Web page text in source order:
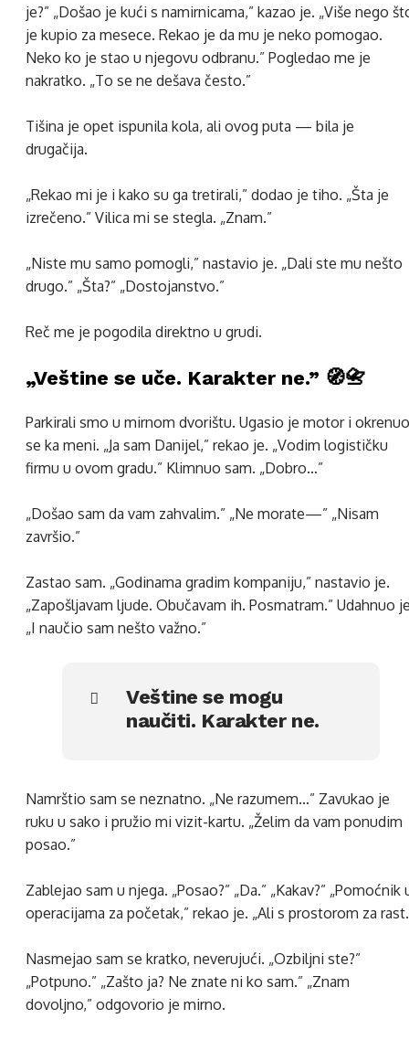
je?” „Došao je kući s namirnicama,” kazao je. „Više nego
je kupio za mesece. Rekao je da mu je neko pomogao.
Neko ko je stao u njegovu odbranu.” Pogledao me je
nakratko. „To se ne dešava često.”
Tišina je opet ispunila kola, ali ovog puta — bila je
drugačija.
„Rekao mi je i kako su ga tretirali,” dodao je tiho. „Šta je
izrečeno.” Vilica mi se stegla. „Znam.”
„Niste mu samo pomogli,” nastavio je. „Dali ste mu nešto
drugo.” „Šta?” „Dostojanstvo.”
Reč me je pogodila direktno u grudi.
„Veštine se uče. Karakter ne.” 🧭📇
Parkirali smo u mirnom dvorištu. Ugasio je motor i okrenuo
se ka meni. „Ja sam Danijel,” rekao je. „Vodim logističku
firmu u ovom gradu.” Klimnuo sam. „Dobro…”
„Došao sam da vam zahvalim.” „Ne morate—” „Nisam
završio.”
Zastao sam. „Godinama gradim kompaniju,” nastavio je.
„Zapošljavam ljude. Obučavam ih. Posmatram.” Udahnuo
„I naučio sam nešto važno.”
Veštine se mogu
naučiti. Karakter ne.
Namrštio sam se neznatno. „Ne razumem…” Zavukao je
ruku u sako i pružio mi vizit-kartu. „Želim da vam ponudim
posao.”
Zablejao sam u njega. „Posao?” „Da.” „Kakav?” „Pomoćnik
operacijama za početak,” rekao je. „Ali s prostorom za
Nasmejao sam se kratko, neverujući. „Ozbiljni ste?”
„Potpuno.” „Zašto ja? Ne znate ni ko sam.” „Znam
dovoljno,” odgovorio je mirno.